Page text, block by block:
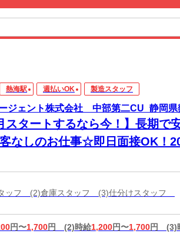
熱海駅 週払いOK 製造スタッフ
ジェント株式会社 中部第二CU_静岡県
スタートするなら今！】長期で
なしのお仕事☆即日面接OK！
ッフ (2)倉庫スタッフ (3)仕分けスタッフ
円〜1,700円 (2)時給1,200円〜1,700円 (3)